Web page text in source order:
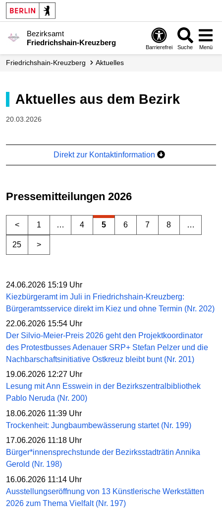
Bezirksamt
Friedrichshain-Kreuzberg
Barrierefrei Suche Menü
Friedrichshain-Kreuzberg Aktuelles
Aktuelles aus dem Bezirk
20.03.2026
Direkt zur Kontaktinformation
Pressemitteilungen 2026
< 1 … 4 5 6 7 8 …
25 >
24.06.2026 15:19 Uhr
Kiezbürgeramt im Juli in Friedrichshain-Kreuzberg:
Bürgeramtsservice direkt im Kiez und ohne Termin (Nr. 202)
22.06.2026 15:54 Uhr
Der Silvio-Meier-Preis 2026 geht den Projektkoordinator
des Protestbusses Adenauer SRP+ Stefan Pelzer und die
Nachbarschaftsinitiative Ostkreuz bleibt bunt (Nr. 201)
19.06.2026 12:27 Uhr
Lesung mit Ann Esswein in der Bezirkszentralbibliothek
Pablo Neruda (Nr. 200)
18.06.2026 11:39 Uhr
Trockenheit: Jungbaumbewässerung startet (Nr. 199)
17.06.2026 11:18 Uhr
Bürger*innensprechstunde der Bezirksstadträtin Annika
Gerold (Nr. 198)
16.06.2026 11:14 Uhr
Ausstellungseröffnung von 13 Künstlerische Werkstätten
2026 zum Thema Vielfalt (Nr. 197)